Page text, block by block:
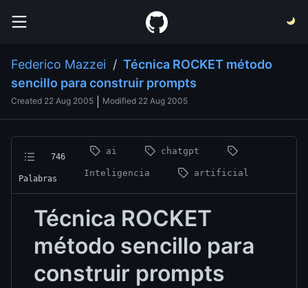
Federico Mazzei / Técnica ROCKET método
sencillo para construir prompts
Created 22 Aug 2005 Modified 22 Aug 2005
746
Palabras
ai chatgpt
Inteligencia artificial
Técnica ROCKET
método sencillo para
construir prompts